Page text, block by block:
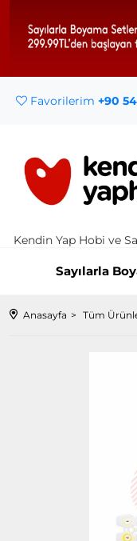
Favorilerim +90
Kendin Yap Hobi ve
Sayılarla
Anasayfa Tüm